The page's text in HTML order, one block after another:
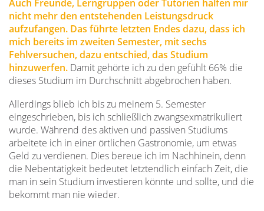
Auch Freunde, Lerngruppen oder Tutorien halfen mir
nicht mehr den entstehenden Leistungsdruck
aufzufangen. Das führte letzten Endes dazu, dass ich
mich bereits im zweiten Semester, mit sechs
Fehlversuchen, dazu entschied, das Studium
hinzuwerfen. Damit gehörte ich zu den gefühlt 66% die
dieses Studium im Durchschnitt abgebrochen haben.
Allerdings blieb ich bis zu meinem 5. Semester
eingeschrieben, bis ich schließlich zwangsexmatrikuliert
wurde. Während des aktiven und passiven Studiums
arbeitete ich in einer örtlichen Gastronomie, um etwas
Geld zu verdienen. Dies bereue ich im Nachhinein, denn
die Nebentätigkeit bedeutet letztendlich einfach Zeit, die
man in sein Studium investieren könnte und sollte, und die
bekommt man nie wieder.